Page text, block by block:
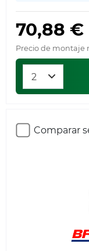
70,88 €
Precio de montaje
Comparar